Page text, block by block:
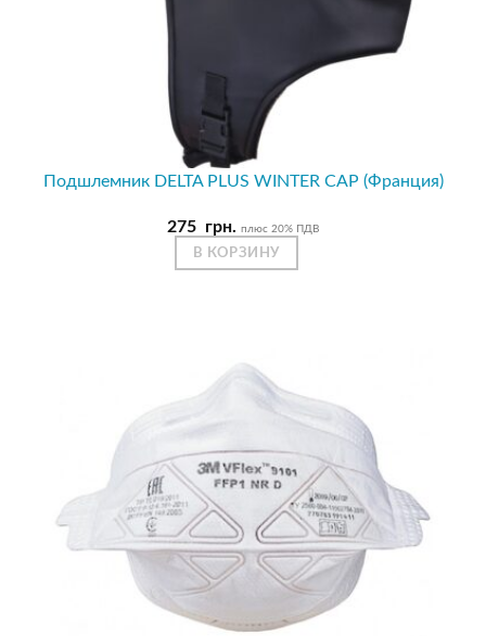
Подшлемник DELTA PLUS WINTER CAP (Франция)
275 грн. плюс 20% ПДВ
В КОРЗИНУ